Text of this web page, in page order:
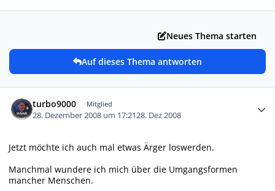
Neues Thema starten
Auf dieses Thema antworten
turbo9000 Mitglied
28. Dezember 2008 um 17:2128. Dez 2008
Jetzt möchte ich auch mal etwas Ärger loswerden.
Manchmal wundere ich mich über die Umgangsformen
mancher Menschen.